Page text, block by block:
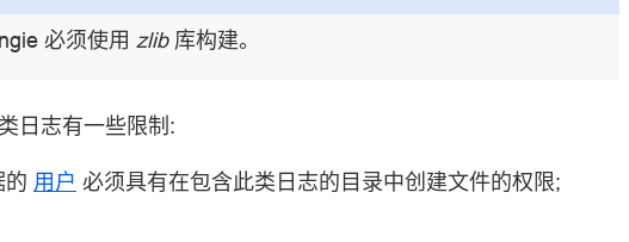
必须使用zlib库构建。
日志有一些限制:
的 用户 必须具有在包含此类日志的目录中创建文件的权限;